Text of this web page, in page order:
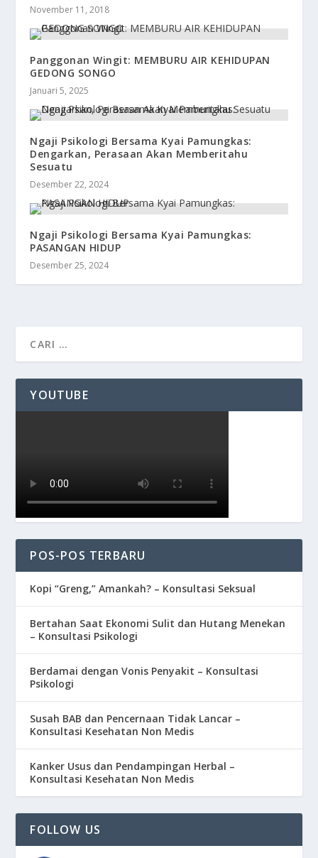
November 11, 2018
Panggonan Wingit: MEMBURU AIR KEHIDUPAN
GEDONG SONGO
Januari 5, 2025
Ngaji Psikologi Bersama Kyai Pamungkas:
Dengarkan, Perasaan Akan Memberitahu
Sesuatu
Desember 22, 2024
Ngaji Psikologi Bersama Kyai Pamungkas:
PASANGAN HIDUP
Desember 25, 2024
YOUTUBE
POS-POS TERBARU
Kopi “Greng,” Amankah? – Konsultasi Seksual
Bertahan Saat Ekonomi Sulit dan Hutang Menekan
– Konsultasi Psikologi
Berdamai dengan Vonis Penyakit – Konsultasi
Psikologi
Susah BAB dan Pencernaan Tidak Lancar –
Konsultasi Kesehatan Non Medis
Kanker Usus dan Pendampingan Herbal –
Konsultasi Kesehatan Non Medis
FOLLOW US